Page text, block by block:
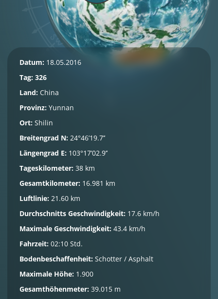
Datum: 18.05.2016
Tag: 326
Land: China
Provinz: Yunnan
Ort: Shilin
Breitengrad N: 24°46’19.7’’
Längengrad E: 103°17’02.9’’
Tageskilometer: 38 km
Gesamtkilometer: 16.981 km
Luftlinie: 21.60 km
Durchschnitts Geschwindigkeit: 17.6 km/h
Maximale Geschwindigkeit: 43.4 km/h
Fahrzeit: 02:10 Std.
Bodenbeschaffenheit: Schotter / Asphalt
Maximale Höhe: 1.900
Gesamthöhenmeter: 39.015 m